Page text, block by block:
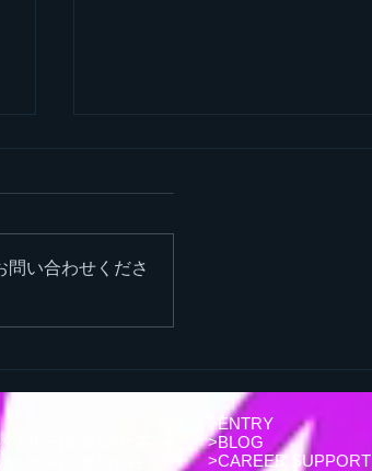
「ふるさと企業魅力発見キャ
問い合わせくださ
イザー(営業)の仕事
イザー(営業)の1日
>ENTRY
>BLOG
>CAREER SUPPORT